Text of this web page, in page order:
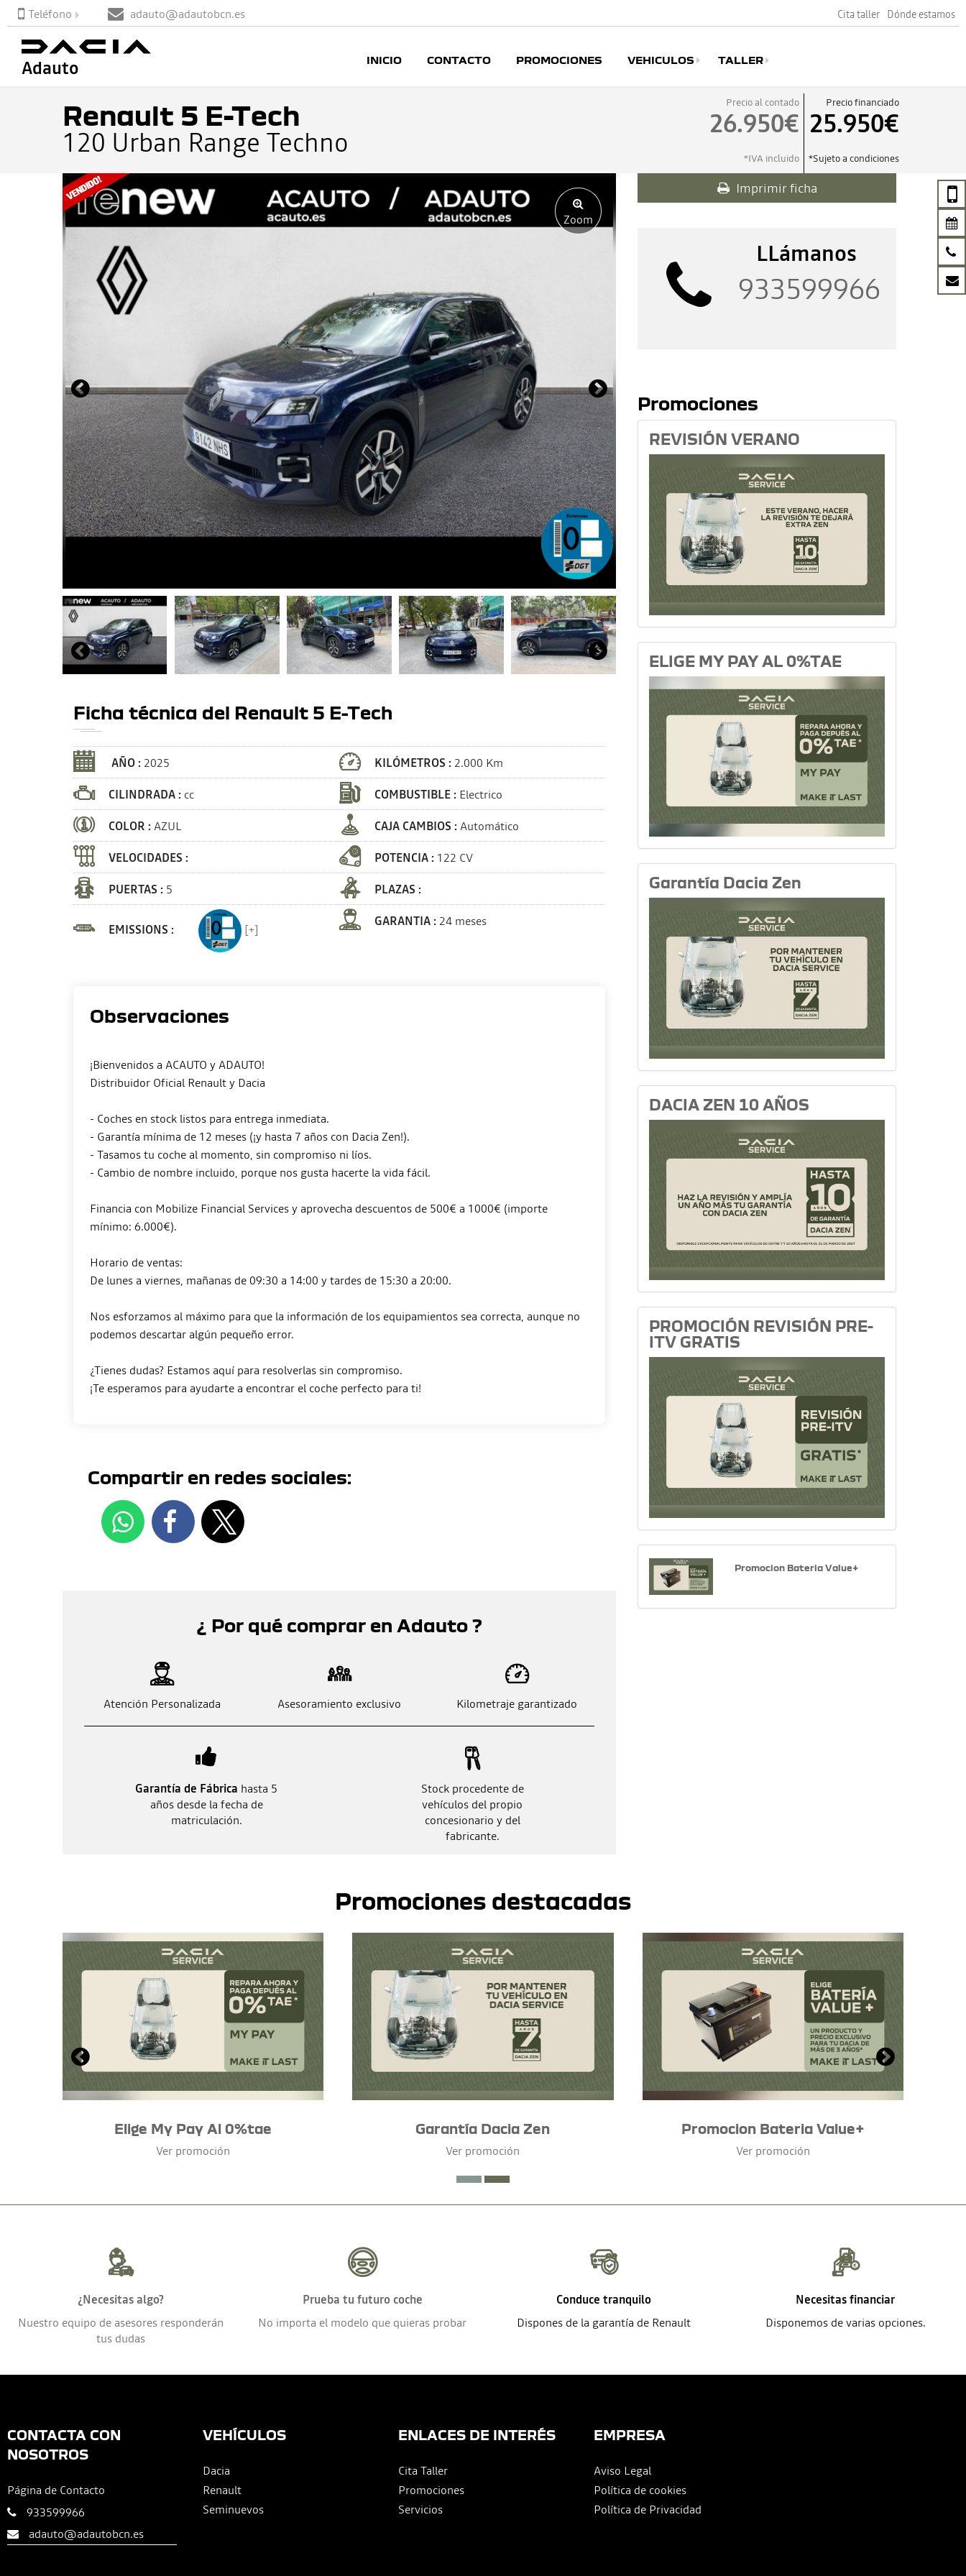
Teléfono adauto@adautobcn.es Cita taller Dónde estamos
Adauto INICIO CONTACTO PROMOCIONES VEHICULOS TALLER
Renault 5 E-Tech
120 Urban Range Techno
Precio al contado
26.950€
*IVA incluido
Precio financiado
25.950€
*Sujeto a condiciones
Zoom
Ficha técnica del Renault 5 E-Tech
AÑO : 2025 KILÓMETROS : 2.000 Km
CILINDRADA : cc COMBUSTIBLE : Electrico
COLOR : AZUL CAJA CAMBIOS : Automático
VELOCIDADES :
POTENCIA : 122 CV
PUERTAS : 5 PLAZAS :
EMISSIONS : [+]
GARANTIA : 24 meses
Observaciones
¡Bienvenidos a ACAUTO y ADAUTO!
Distribuidor Oficial Renault y Dacia
- Coches en stock listos para entrega inmediata.
- Garantía mínima de 12 meses (¡y hasta 7 años con Dacia Zen!).
- Tasamos tu coche al momento, sin compromiso ni líos.
- Cambio de nombre incluido, porque nos gusta hacerte la vida fácil.
Financia con Mobilize Financial Services y aprovecha descuentos de 500€ a 1000€ (importe
mínimo: 6.000€).
Horario de ventas:
De lunes a viernes, mañanas de 09:30 a 14:00 y tardes de 15:30 a 20:00.
Nos esforzamos al máximo para que la información de los equipamientos sea correcta, aunque no
podemos descartar algún pequeño error.
¿Tienes dudas? Estamos aquí para resolverlas sin compromiso.
Compartir en redes sociales:
¿ Por qué comprar en Adauto ?
Atención Personalizada Asesoramiento exclusivo Kilometraje garantizado
Garantía de Fábrica hasta 5
años desde la fecha de
matriculación.
Stock procedente de
vehículos del propio
concesionario y del
fabricante.
Imprimir ficha
LLámanos
933599966
Promociones
REVISIÓN VERANO
ELIGE MY PAY AL 0%TAE
Garantía Dacia Zen
DACIA ZEN 10 AÑOS
PROMOCIÓN REVISIÓN PRE-
ITV GRATIS
Promocion Bateria Value+
Promociones destacadas
Elige My Pay Al 0%tae
Ver promoción
Garantía Dacia Zen
Ver promoción
Promocion Bateria Value+
Ver promoción
¿Necesitas algo?
Nuestro equipo de asesores responderán
tus dudas
Prueba tu futuro coche
No importa el modelo que quieras probar
Conduce tranquilo
Dispones de la garantía de Renault
Necesitas financiar
Disponemos de varias opciones.
CONTACTA CON
NOSOTROS
Página de Contacto
933599966
adauto@adautobcn.es
VEHÍCULOS
Dacia
Renault
Seminuevos
ENLACES DE INTERÉS
Cita Taller
Promociones
Servicios
EMPRESA
Aviso Legal
Política de cookies
Política de Privacidad